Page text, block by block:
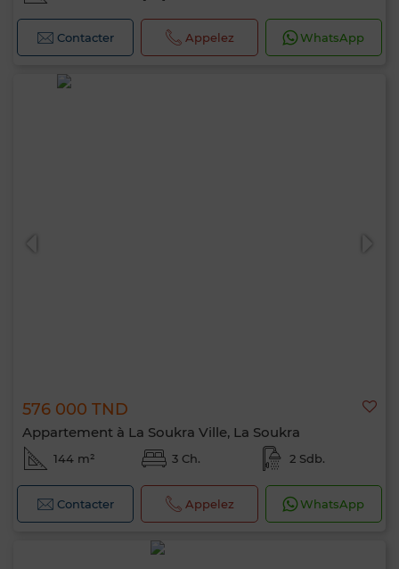
Contacter Appelez WhatsApp
576 000 TND
Appartement à La Soukra Ville, La Soukra
144 m² 3 Ch. 2 Sdb.
Contacter Appelez WhatsApp